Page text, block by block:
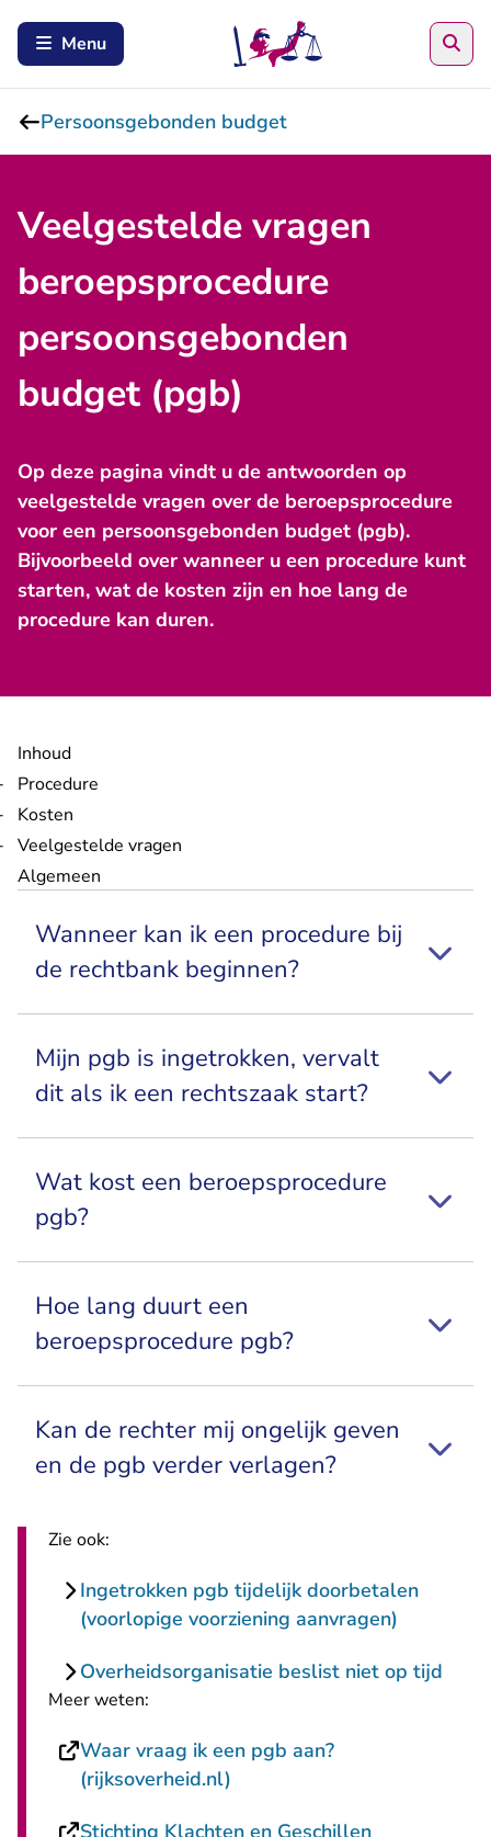
Menu
Persoonsgebonden budget
Veelgestelde vragen
beroepsprocedure
persoonsgebonden
budget (pgb)
Op deze pagina vindt u de antwoorden op
veelgestelde vragen over de beroepsprocedure
voor een persoonsgebonden budget (pgb).
Bijvoorbeeld over wanneer u een procedure kunt
starten, wat de kosten zijn en hoe lang de
procedure kan duren.
Inhoud
Procedure
Kosten
Veelgestelde vragen
Algemeen
Wanneer kan ik een procedure bij
de rechtbank beginnen?
​Mijn pgb is ingetrokken, vervalt
dit als ik een rechtszaak start?
Wat kost een beroepsprocedure
pgb?
Hoe lang duurt een
beroepsprocedure pgb?
Kan de rechter mij ongelijk geven
en de pgb verder verlagen?
Zie ook:
Ingetrokken pgb tijdelijk doorbetalen
(voorlopige voorziening aanvragen)
Overheidsorganisatie beslist niet op tijd
Meer weten:
Waar vraag ik een pgb aan?
(rijksoverheid.nl)
Stichting Klachten en Geschillen